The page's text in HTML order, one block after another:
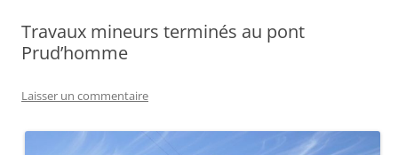
Travaux mineurs terminés au pont
Prud’homme
Laisser un commentaire